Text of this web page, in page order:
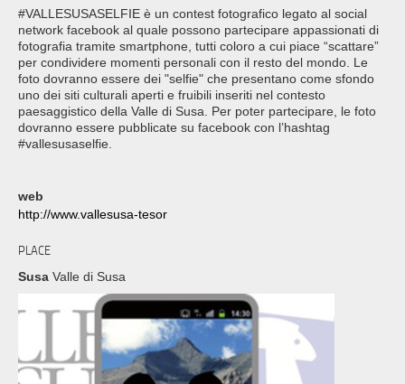
#VALLESUSASELFIE è un contest fotografico legato al social
network facebook al quale possono partecipare appassionati di
fotografia tramite smartphone, tutti coloro a cui piace “scattare”
per condividere momenti personali con il resto del mondo. Le
foto dovranno essere dei "selfie" che presentano come sfondo
uno dei siti culturali aperti e fruibili inseriti nel contesto
paesaggistico della Valle di Susa. Per poter partecipare, le foto
dovranno essere pubblicate su facebook con l’hashtag
#vallesusaselfie.
web
http://www.vallesusa-tesor
PLACE
Susa Valle di Susa